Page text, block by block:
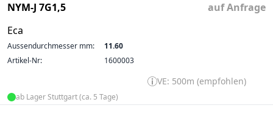
NYM-J 7G1,5
Eca
auf Anfrage
Aussendurchmesser mm:
11.60
Artikel-Nr:
1600003
VE: 500m (empfohlen)
ab Lager Stuttgart (ca. 5 Tage)